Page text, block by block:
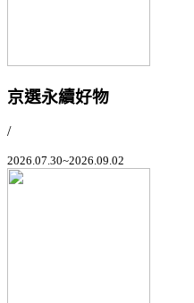
京選永續好物
/
2026.07.30~2026.09.02